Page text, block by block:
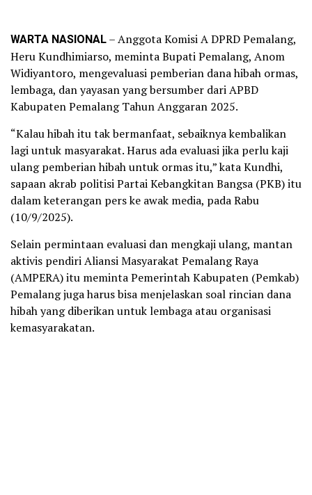
WARTA NASIONAL– Anggota Komisi A DPRD Pemalang,
Heru Kundhimiarso, meminta Bupati Pemalang, Anom
Widiyantoro, mengevaluasi pemberian dana hibah ormas,
lembaga, dan yayasan yang bersumber dari APBD
Kabupaten Pemalang Tahun Anggaran 2025.
“Kalau hibah itu tak bermanfaat, sebaiknya kembalikan
lagi untuk masyarakat. Harus ada evaluasi jika perlu kaji
ulang pemberian hibah untuk ormas itu,” kata Kundhi,
sapaan akrab politisi Partai Kebangkitan Bangsa (PKB) itu
dalam keterangan pers ke awak media, pada Rabu
(10/9/2025).
Selain permintaan evaluasi dan mengkaji ulang, mantan
aktivis pendiri Aliansi Masyarakat Pemalang Raya
(AMPERA) itu meminta Pemerintah Kabupaten (Pemkab)
Pemalang juga harus bisa menjelaskan soal rincian dana
hibah yang diberikan untuk lembaga atau organisasi
kemasyarakatan.